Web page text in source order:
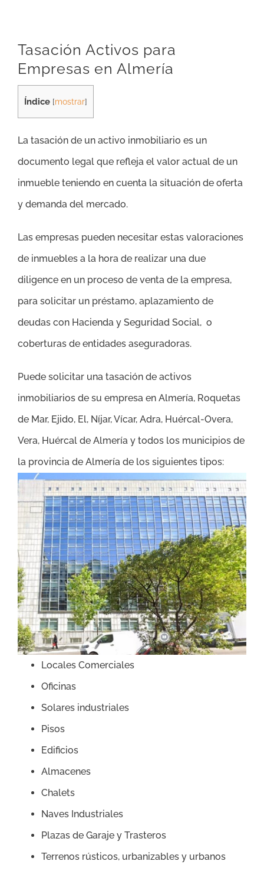
Tasación Activos para
Empresas en Almería
Índice [mostrar]
La tasación de un activo inmobiliario es un
documento legal que refleja el valor actual de un
inmueble teniendo en cuenta la situación de oferta
y demanda del mercado.
Las empresas pueden necesitar estas valoraciones
de inmuebles a la hora de realizar una due
diligence en un proceso de venta de la empresa,
para solicitar un préstamo, aplazamiento de
deudas con Hacienda y Seguridad Social, o
coberturas de entidades aseguradoras.
Puede solicitar una tasación de activos
inmobiliarios de su empresa en Almería, Roquetas
de Mar, Ejido, El, Níjar, Vícar, Adra, Huércal-Overa,
Vera, Huércal de Almería y todos los municipios de
la provincia de Almería de los siguientes tipos:
Locales Comerciales
Oficinas
Solares industriales
Pisos
Edificios
Almacenes
Chalets
Naves Industriales
Plazas de Garaje y Trasteros
Terrenos rústicos, urbanizables y urbanos